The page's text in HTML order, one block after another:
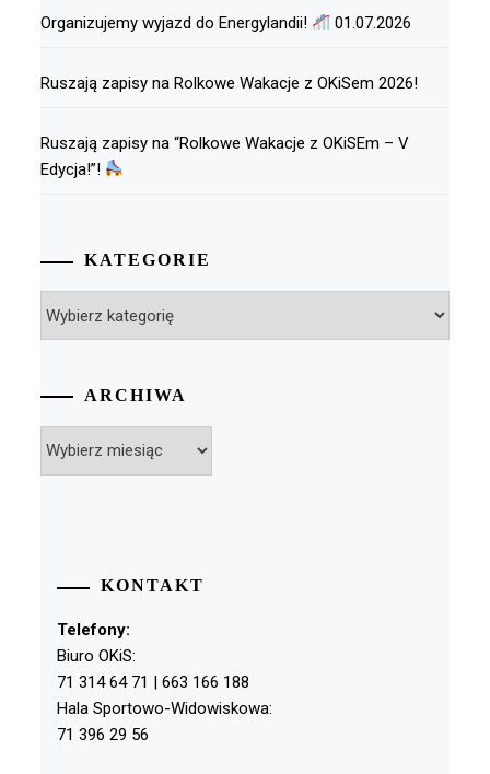
Organizujemy wyjazd do Energylandii! 01.07.2026
Ruszają zapisy na Rolkowe Wakacje z OKiSem 2026!
Ruszają zapisy na “Rolkowe Wakacje z OKiSEm – V
Edycja!”!
KATEGORIE
ARCHIWA
KONTAKT
Telefony:
Biuro OKiS:
71 314 64 71 | 663 166 188
Hala Sportowo-Widowiskowa:
71 396 29 56